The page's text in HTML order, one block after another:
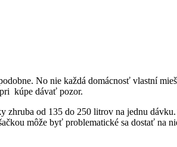
No nie každá domácnosť vlastní
kúpe dávať pozor.
zhruba od 135 do 250 litrov na jednu
môže byť problematické sa dostať na